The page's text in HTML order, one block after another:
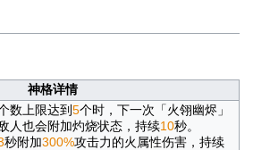
神格详情
数上限达到5个时，下一次「火翎幽烬」
人也会附加灼烧状态，持续10秒。
秒附加300%攻击力的火属性伤害，持续